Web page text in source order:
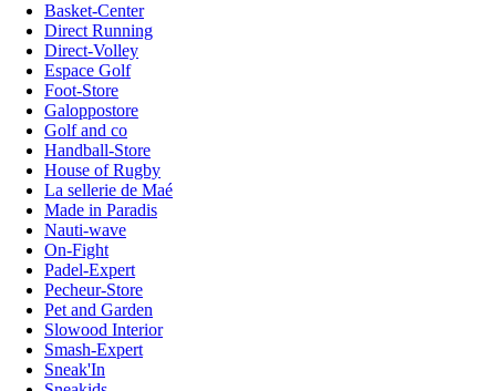
Basket-Center
Direct Running
Direct-Volley
Espace Golf
Foot-Store
Galoppostore
Golf and co
Handball-Store
House of Rugby
La sellerie de Maé
Made in Paradis
Nauti-wave
On-Fight
Padel-Expert
Pecheur-Store
Pet and Garden
Slowood Interior
Smash-Expert
Sneak'In